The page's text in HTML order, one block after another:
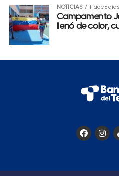
NOTICIAS Hace 6 días
Campamento
llenó de color,